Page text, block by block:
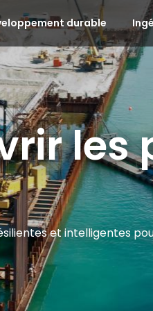
durable
les
et intelligentes